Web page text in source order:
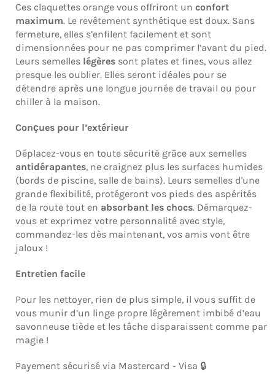
Ces claquettes orange vous offriront un confort
maximum. Le revêtement synthétique est doux. Sans
fermeture, elles s’enfilent facilement et sont
dimensionnées pour ne pas comprimer l’avant du pied.
Leurs semelles légères sont plates et fines, vous allez
presque les oublier. Elles seront idéales pour se
détendre après une longue journée de travail ou pour
chiller à la maison.
Conçues pour l’extérieur
Déplacez-vous en toute sécurité grâce aux semelles
antidérapantes, ne craignez plus les surfaces humides
(bords de piscine, salle de bains). Leurs semelles d'une
grande flexibilité, protégeront vos pieds des aspérités
de la route tout en absorbant les chocs. Démarquez-
vous et exprimez votre personnalité avec style,
commandez-les dès maintenant, vos amis vont être
jaloux !
Entretien facile
Pour les nettoyer, rien de plus simple, il vous suffit de
vous munir d’un linge propre légèrement imbibé d’eau
savonneuse tiède et les tâche disparaissent comme par
magie !
Payement sécurisé via Mastercard - Visa 🔒